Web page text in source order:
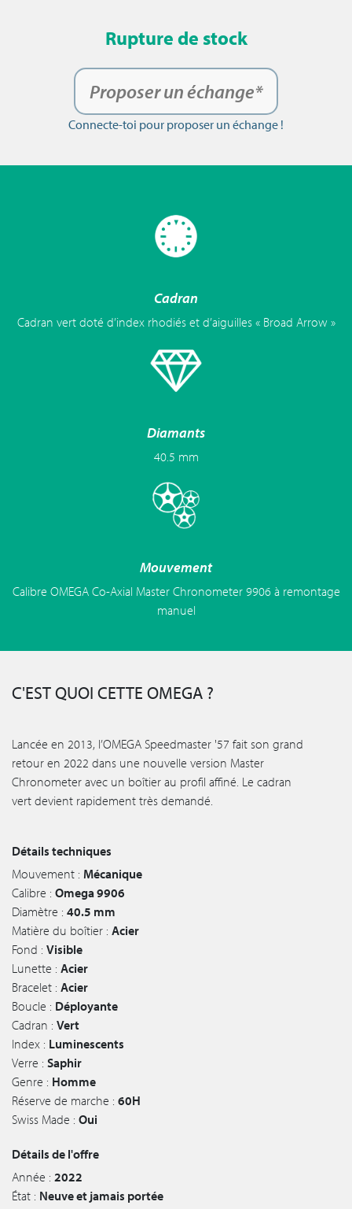
Rupture de stock
Proposer un échange*
Connecte-toi pour proposer un échange !
Cadran
Cadran vert doté d’index rhodiés et d’aiguilles « Broad Arrow »
Diamants
40.5 mm
Mouvement
Calibre OMEGA Co-Axial Master Chronometer 9906 à remontage
manuel
C'EST QUOI CETTE OMEGA ?
Lancée en 2013, l’OMEGA Speedmaster '57 fait son grand
retour en 2022 dans une nouvelle version Master
Chronometer avec un boîtier au profil affiné. Le cadran
vert devient rapidement très demandé.
Détails techniques
Mouvement : Mécanique
Calibre : Omega 9906
Diamètre : 40.5 mm
Matière du boîtier : Acier
Fond : Visible
Lunette : Acier
Bracelet : Acier
Boucle : Déployante
Cadran : Vert
Index : Luminescents
Verre : Saphir
Genre : Homme
Réserve de marche : 60H
Swiss Made : Oui
Détails de l'offre
Année : 2022
État : Neuve et jamais portée